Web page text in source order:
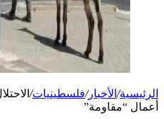
الرئيسية/ الأخبار/فلسطينيات/
أعمال “مقاومة”